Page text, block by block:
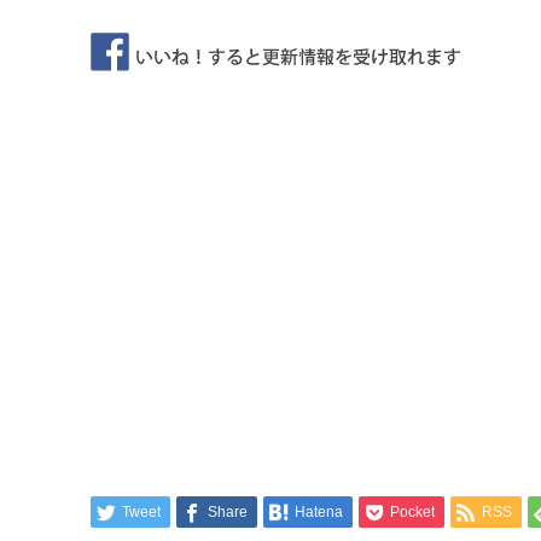
Tweet Share Hatena Pocket RSS